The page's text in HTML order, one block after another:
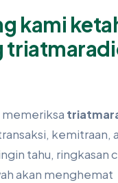
kami
memeriksa
kemitraan,
tahu, ringkasan
akan menghemat